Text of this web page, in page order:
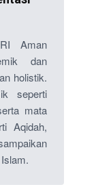
Aman
dan
holistik.
seperti
mata
Aqidah,